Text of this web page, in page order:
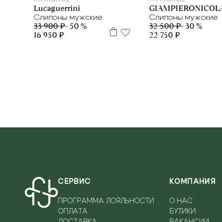
Lucaguerrini
Слипоны мужские
33 900 ₽- 50 %
16 950 ₽
Слипоны мужские
32 500 ₽- 30 %
22 750 ₽
СЕРВИС
ПРОГРАММА ЛОЯЛЬНОСТИ
ОПЛАТА
КОМПАНИЯ
О НАС
БУТИКИ